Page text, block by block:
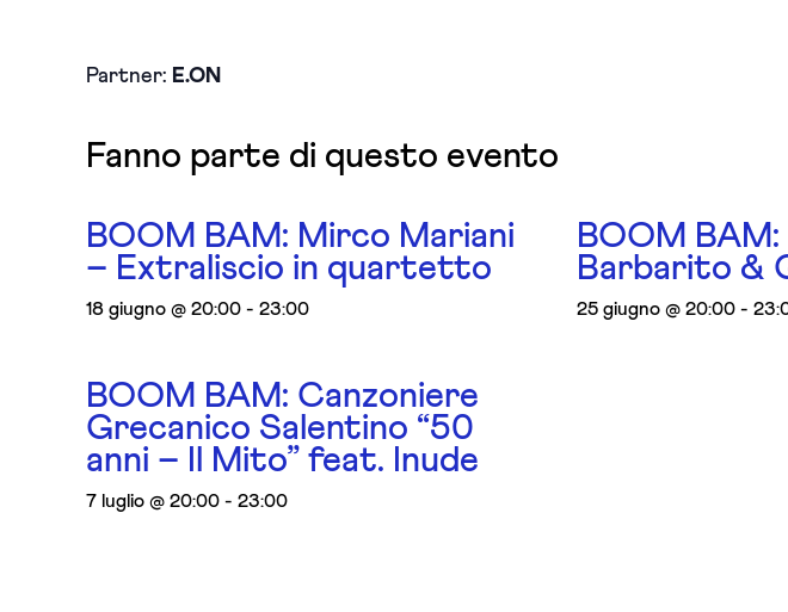
Partner: E.ON
Fanno parte di questo evento
BOOM BAM: Mirco Mariani
– Extraliscio in quartetto
18 giugno @ 20:00 - 23:00
BOOM BAM:
Barbarito &
25 giugno @ 20:00-
BOOM BAM: Canzoniere
Grecanico Salentino “50
anni – Il Mito” feat. Inude
7 luglio @ 20:00 - 23:00